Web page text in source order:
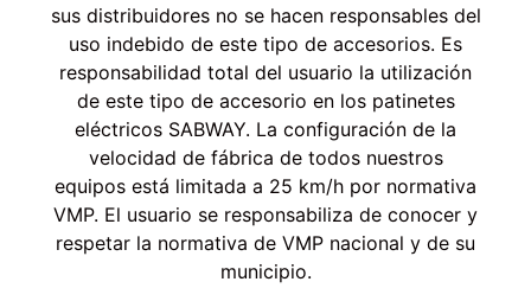
sus distribuidores no se hacen responsables del
uso indebido de este tipo de accesorios. Es
responsabilidad total del usuario la utilización
de este tipo de accesorio en los patinetes
eléctricos SABWAY. La configuración de la
velocidad de fábrica de todos nuestros
equipos está limitada a 25 km/h por normativa
VMP. El usuario se responsabiliza de conocer y
respetar la normativa de VMP nacional y de su
municipio.